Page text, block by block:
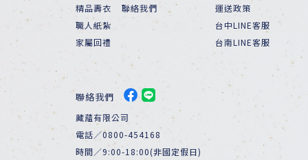
精品壽衣
聯絡我們
職人紙紮
家屬回禮
運送政策
台中LINE客服
台南LINE客服
聯絡我們
藏蘊有限公司
電話／0800-454168
時間／9:00-18:00(非國定假日)